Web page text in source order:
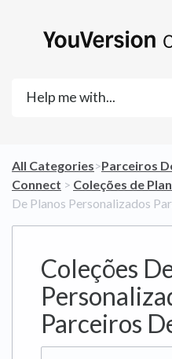
All Categories​>​​Parceiros
Connect ​ > ​ ​Coleções de
De Planos Personalizados
Coleções
Parceiros